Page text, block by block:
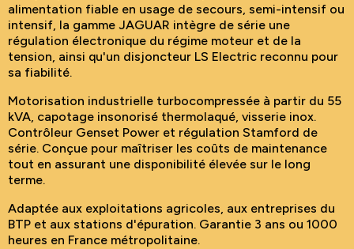
alimentation fiable en usage de secours, semi-intensif ou
intensif, la gamme JAGUAR intègre de série une
régulation électronique du régime moteur et de la
tension, ainsi qu'un disjoncteur LS Electric reconnu pour
sa fiabilité.
Motorisation industrielle turbocompressée à partir du 55
kVA, capotage insonorisé thermolaqué, visserie inox.
Contrôleur Genset Power et régulation Stamford de
série. Conçue pour maîtriser les coûts de maintenance
tout en assurant une disponibilité élevée sur le long
terme.
Adaptée aux exploitations agricoles, aux entreprises du
BTP et aux stations d'épuration. Garantie 3 ans ou 1000
heures en France métropolitaine.